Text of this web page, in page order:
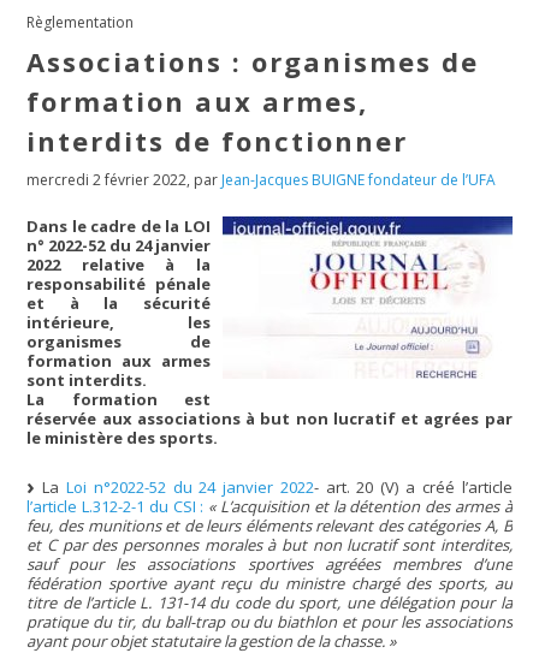
Règlementation
Associations : organismes de
formation aux armes,
interdits de fonctionner
mercredi 2 février 2022, par Jean-Jacques BUIGNE fondateur de l’UFA
Dans le cadre de la LOI
n° 2022-52 du 24 janvier
2022 relative à la
responsabilité pénale
et à la sécurité
intérieure, les
organismes de
formation aux armes
sont interdits.
La formation est
réservée aux associations à but non lucratif et agrées par
le ministère des sports.
La Loi n°2022-52 du 24 janvier 2022- art. 20 (V) a créé l’article
l’article L.312-2-1 du CSI : « L’acquisition et la détention des armes à
feu, des munitions et de leurs éléments relevant des catégories A, B
et C par des personnes morales à but non lucratif sont interdites,
sauf pour les associations sportives agréées membres d’une
fédération sportive ayant reçu du ministre chargé des sports, au
titre de l’article L. 131-14 du code du sport, une délégation pour la
pratique du tir, du ball-trap ou du biathlon et pour les associations
ayant pour objet statutaire la gestion de la chasse. »